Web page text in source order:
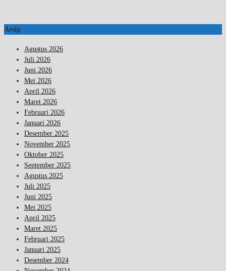
Arsip
Agustus 2026
Juli 2026
Juni 2026
Mei 2026
April 2026
Maret 2026
Februari 2026
Januari 2026
Desember 2025
November 2025
Oktober 2025
September 2025
Agustus 2025
Juli 2025
Juni 2025
Mei 2025
April 2025
Maret 2025
Februari 2025
Januari 2025
Desember 2024